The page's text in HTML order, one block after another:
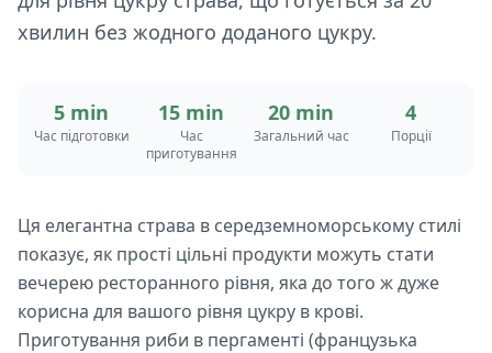
хвилин без жодного доданого цукру.
5 min
Час підготовки
15 min
Час
приготування
20 min
Загальний час
4
Порції
Ця елегантна страва в середземноморському стилі
показує, як прості цільні продукти можуть стати
вечерею ресторанного рівня, яка до того ж дуже
корисна для вашого рівня цукру в крові.
Приготування риби в пергаменті (французька